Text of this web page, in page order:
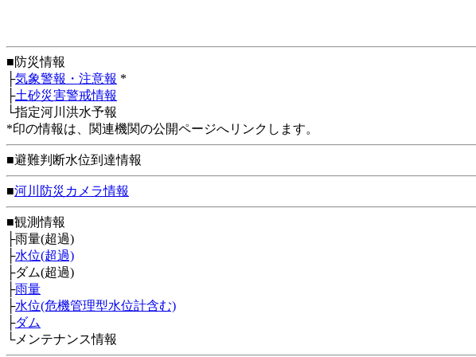
■防災情報
├気象警報・注意報 *
├土砂災害警戒情報
└指定河川洪水予報
*印の情報は、関連機関の公開ページへリンクします。
■避難判断水位到達情報
■河川防災カメラ情報
■観測情報
├雨量(超過)
├水位(超過)
├ダム(超過)
├雨量
├水位(危機管理型水位計含む)
├ダム
└メンテナンス情報